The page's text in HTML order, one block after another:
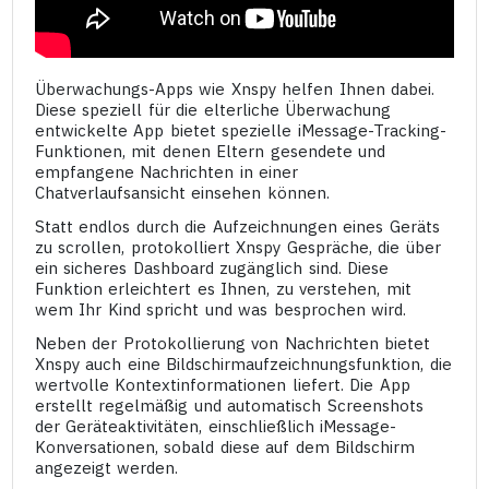
Überwachungs-Apps wie Xnspy helfen Ihnen dabei.
Diese speziell für die elterliche Überwachung
entwickelte App bietet spezielle iMessage-Tracking-
Funktionen, mit denen Eltern gesendete und
empfangene Nachrichten in einer
Chatverlaufsansicht einsehen können.
Statt endlos durch die Aufzeichnungen eines Geräts
zu scrollen, protokolliert Xnspy Gespräche, die über
ein sicheres Dashboard zugänglich sind. Diese
Funktion erleichtert es Ihnen, zu verstehen, mit
wem Ihr Kind spricht und was besprochen wird.
Neben der Protokollierung von Nachrichten bietet
Xnspy auch eine Bildschirmaufzeichnungsfunktion, die
wertvolle Kontextinformationen liefert. Die App
erstellt regelmäßig und automatisch Screenshots
der Geräteaktivitäten, einschließlich iMessage-
Konversationen, sobald diese auf dem Bildschirm
angezeigt werden.